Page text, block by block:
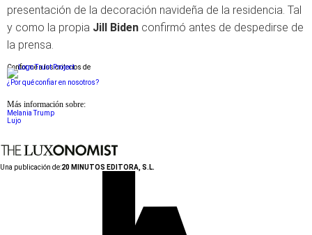
presentación de la decoración navideña de la residencia. Tal
y como la propia Jill Biden confirmó antes de despedirse de
la prensa.
Conforme a los criterios de
¿Por qué confiar en nosotros?
Más información sobre:
Melania Trump
Lujo
Una publicación de:20 MINUTOS EDITORA, S.L.